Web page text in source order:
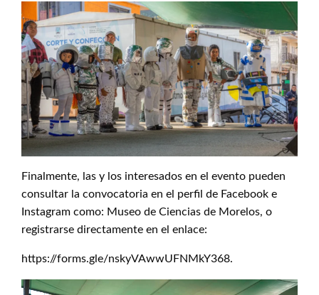
Finalmente, las y los interesados en el evento pueden
consultar la convocatoria en el perfil de Facebook e
Instagram como: Museo de Ciencias de Morelos, o
registrarse directamente en el enlace:
https://forms.gle/nskyVAwwUFNMkY368.